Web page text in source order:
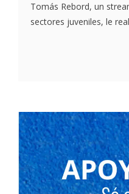
Tomás Rebord, un
sectores juveniles, le